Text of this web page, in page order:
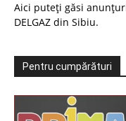
Aici puteți găsi
DELGAZ din Sibiu.
Pentru cumpărături